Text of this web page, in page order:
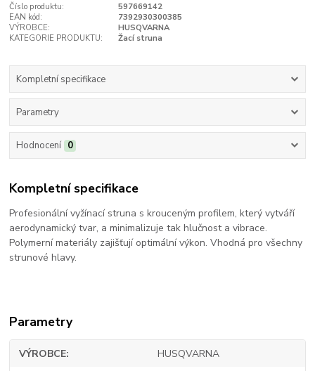
Číslo produktu:
597669142
EAN kód:
7392930300385
VÝROBCE:
HUSQVARNA
KATEGORIE PRODUKTU:
Žací struna
Kompletní specifikace
Parametry
Hodnocení 0
Kompletní specifikace
Profesionální vyžínací struna s krouceným profilem, který vytváří
aerodynamický tvar, a minimalizuje tak hlučnost a vibrace.
Polymerní materiály zajišťují optimální výkon. Vhodná pro všechny
strunové hlavy.
Parametry
VÝROBCE HUSQVARNA